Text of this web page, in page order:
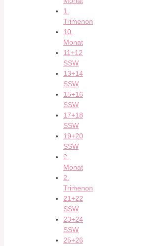
1.
Trimenon
10.
Monat
11+12
SSW
13+14
SSW
15+16
SSW
17+18
SSW
19+20
SSW
2.
Monat
2.
Trimenon
21+22
SSW
23+24
SSW
25+26